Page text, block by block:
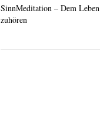
SinnMeditation – Dem Leben
zuhören